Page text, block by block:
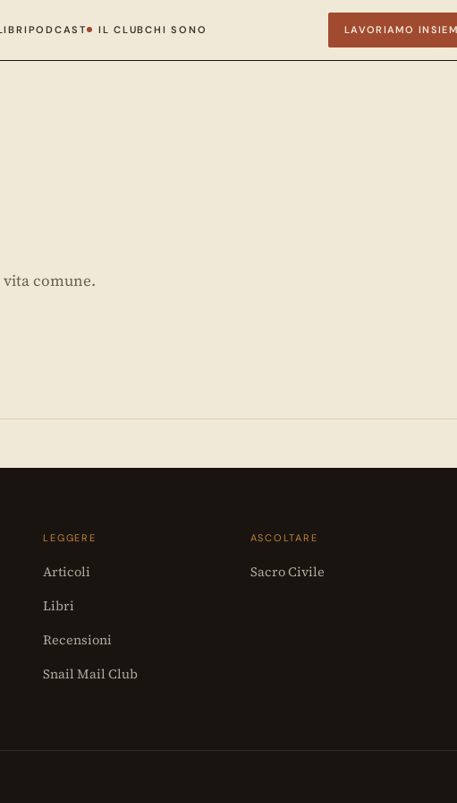
PODCAST IL CLUBCHI SONO LAVORIAMO
comune.
LEGGERE
Articoli
Libri
Recensioni
Snail Mail Club
ASCOLTARE
Sacro Civile